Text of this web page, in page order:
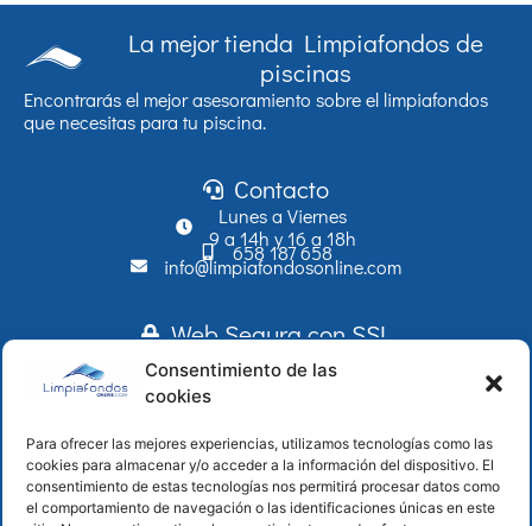
Consentimiento de las
cookies
Para ofrecer las mejores experiencias, utilizamos tecnologías como las
cookies para almacenar y/o acceder a la información del dispositivo. El
consentimiento de estas tecnologías nos permitirá procesar datos como
el comportamiento de navegación o las identificaciones únicas en este
La mejor tienda Limpiafondos de
piscinas
Encontrarás el mejor asesoramiento sobre el limpiafondos
que necesitas para tu piscina.
Contacto
Lunes a Viernes
9 a 14h y 16 a 18h
658 187 658
info@limpiafondosonline.com
Web Segura con SSL
Aceptamos tarjetas, PayPal y transferencias
Páginas de interés
Auditoria Gratuita
Plan Renove